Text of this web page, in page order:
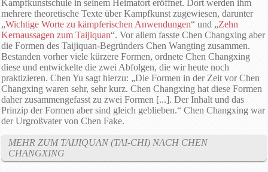
Kampfkunstschule in seinem Heimatort eröffnet. Dort werden ihm
mehrere theoretische Texte über Kampfkunst zugewiesen, darunter
„Wichtige Worte zu kämpferischen Anwendungen“ und „Zehn
Kernaussagen zum Taijiquan“. Vor allem fasste Chen Changxing aber
die Formen des Taijiquan-Begründers Chen Wangting zusammen.
Bestanden vorher viele kürzere Formen, ordnete Chen Changxing
diese und entwickelte die zwei Abfolgen, die wir heute noch
praktizieren. Chen Yu sagt hierzu: „Die Formen in der Zeit vor Chen
Changxing waren sehr, sehr kurz. Chen Changxing hat diese Formen
daher zusammengefasst zu zwei Formen [...]. Der Inhalt und das
Prinzip der Formen aber sind gleich geblieben.“ Chen Changxing war
der Urgroßvater von Chen Fake.
MEHR ZUM TAIJIQUAN (TAI-CHI) NACH CHEN
CHANGXING